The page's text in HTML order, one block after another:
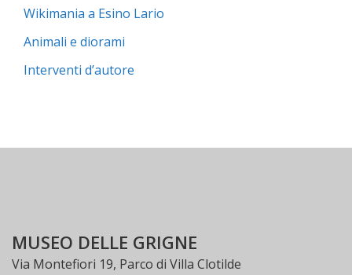
Wikimania a Esino Lario
Animali e diorami
Interventi d’autore
MUSEO DELLE GRIGNE
Via Montefiori 19, Parco di Villa Clotilde